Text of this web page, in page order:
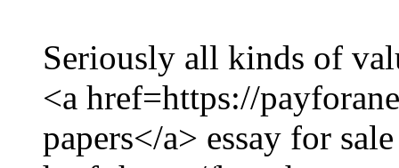
Seriously all kinds of
<a href=https://
papers</a> essay for